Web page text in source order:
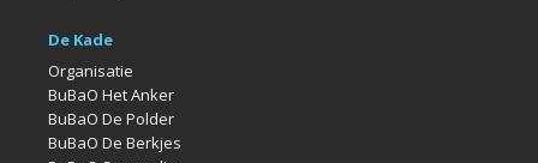
De Kade
Organisatie
BuBaO Het Anker
BuBaO De Polder
BuBaO De Berkjes